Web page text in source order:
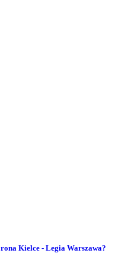
Kielce - Legia Warszawa?